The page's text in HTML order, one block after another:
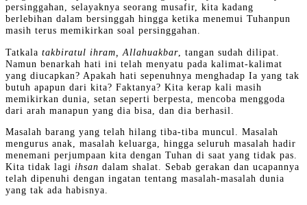
persinggahan, selayaknya seorang musafir, kita kadang
berlebihan dalam bersinggah hingga ketika menemui Tuhanpun
masih terus memikirkan soal persinggahan.
Tatkala takbiratul ihram, Allahuakbar , tangan sudah dilipat.
Namun benarkah hati ini telah menyatu pada kalimat-kalimat
yang diucapkan? Apakah hati sepenuhnya menghadap Ia yang tak
butuh apapun dari kita? Faktanya? Kita kerap kali masih
memikirkan dunia, setan seperti berpesta, mencoba menggoda
dari arah manapun yang dia bisa, dan dia berhasil.
Masalah barang yang telah hilang tiba-tiba muncul. Masalah
mengurus anak, masalah keluarga, hingga seluruh masalah hadir
menemani perjumpaan kita dengan Tuhan di saat yang tidak pas.
Kita tidak lagi ihsan dalam shalat. Sebab gerakan dan ucapannya
telah dipenuhi dengan ingatan tentang masalah-masalah dunia
yang tak ada habisnya.